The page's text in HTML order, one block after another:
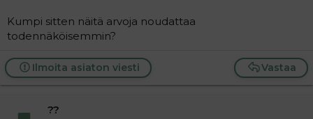
Kumpi sitten näitä arvoja noudattaa
todennäköisemmin?
Vastaa
Ilmoita asiaton viesti
??